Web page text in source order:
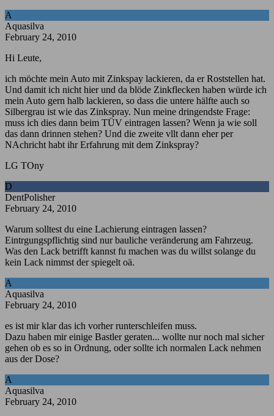
A
Aquasilva
February 24, 2010
Hi Leute,
ich möchte mein Auto mit Zinkspay lackieren, da er Roststellen hat.
Und damit ich nicht hier und da blöde Zinkflecken haben würde ich
mein Auto gern halb lackieren, so dass die untere hälfte auch so
Silbergrau ist wie das Zinkspray. Nun meine dringendste Frage:
muss ich dies dann beim TÜV eintragen lassen? Wenn ja wie soll
das dann drinnen stehen? Und die zweite vllt dann eher per
NAchricht habt ihr Erfahrung mit dem Zinkspray?
LG TOny
D
DentPolisher
February 24, 2010
Warum solltest du eine Lachierung eintragen lassen?
Eintrgungspflichtig sind nur bauliche veränderung am Fahrzeug.
Was den Lack betrifft kannst fu machen was du willst solange du
kein Lack nimmst der spiegelt oä.
A
Aquasilva
February 24, 2010
es ist mir klar das ich vorher runterschleifen muss.
Dazu haben mir einige Bastler geraten... wollte nur noch mal sicher
gehen ob es so in Ordnung, oder sollte ich normalen Lack nehmen
aus der Dose?
A
Aquasilva
February 24, 2010